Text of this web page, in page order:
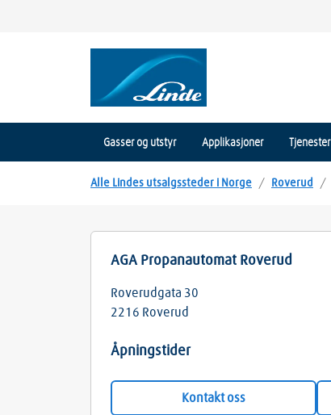
Gasser og utstyr Applikasjoner Tjenester
Alle Lindes utsalgssteder i Norge / Roverud /
AGA Propanautomat Roverud
Roverudgata 30
2216 Roverud
Åpningstider
Kontakt oss